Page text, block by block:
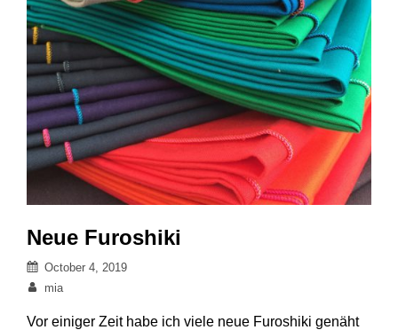
Neue Furoshiki
Posted
on
October 4, 2019
By
mia
Vor einiger Zeit habe ich viele neue Furoshiki genäht